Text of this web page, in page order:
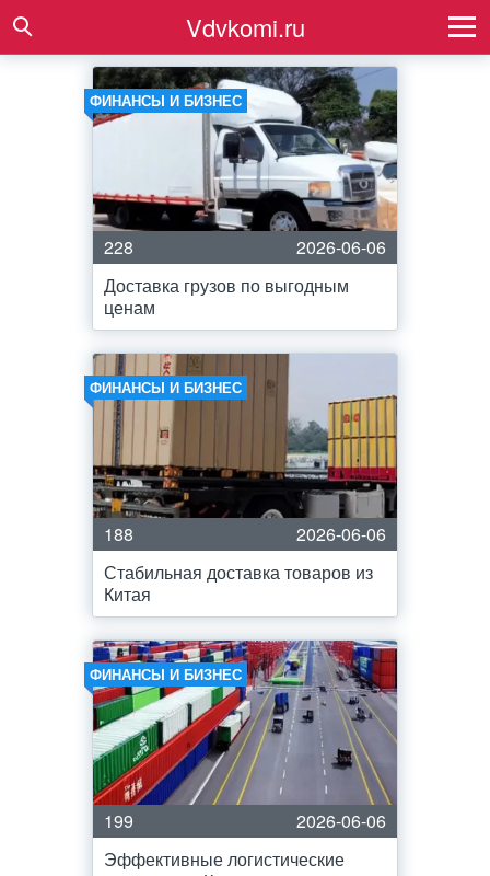
Vdvkomi.ru
ФИНАНСЫ И БИЗНЕС
228
2026-06-06
Доставка грузов по выгодным
ценам
ФИНАНСЫ И БИЗНЕС
188
2026-06-06
Стабильная доставка товаров из
Китая
ФИНАНСЫ И БИЗНЕС
199
2026-06-06
Эффективные логистические